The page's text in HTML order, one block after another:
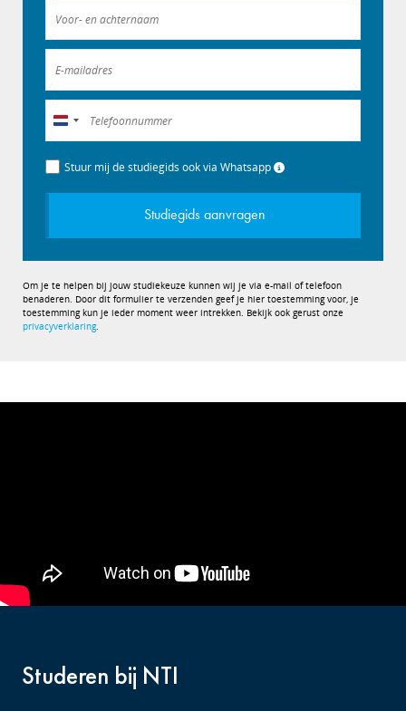
Nederland
+31
Stuur mij de studiegids ook via Whatsapp
Studiegids aanvragen
Om je te helpen bij jouw studiekeuze kunnen wij je via e-mail of telefoon
benaderen. Door dit formulier te verzenden geef je hier toestemming voor, je
toestemming kun je ieder moment weer intrekken. Bekijk ook gerust onze
privacyverklaring.
Studeren bij NTI